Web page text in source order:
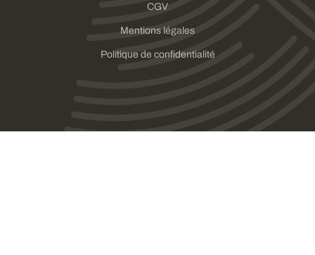
CGV
Mentions légales
Politique de confidentialité